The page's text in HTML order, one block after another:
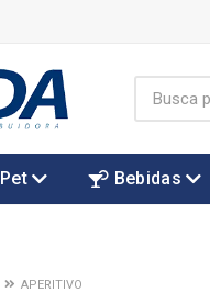
Pet Bebidas
APERITIVO